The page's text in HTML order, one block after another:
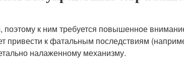
к ним требуется повышенное
привести к фатальным последствиям
налаженному механизму.